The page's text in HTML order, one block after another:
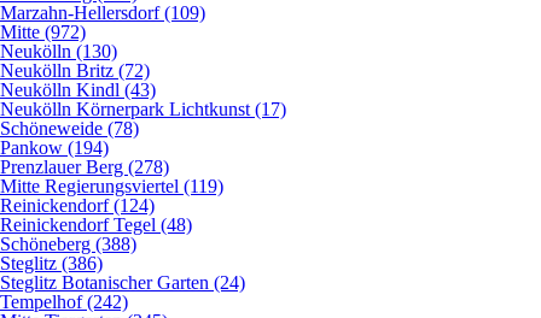
Marzahn-Hellersdorf (109)
Mitte (972)
Neukölln (130)
Neukölln Britz (72)
Neukölln Kindl (43)
Neukölln Körnerpark Lichtkunst (17)
Schöneweide (78)
Pankow (194)
Prenzlauer Berg (278)
Mitte Regierungsviertel (119)
Reinickendorf (124)
Reinickendorf Tegel (48)
Schöneberg (388)
Steglitz (386)
Steglitz Botanischer Garten (24)
Tempelhof (242)